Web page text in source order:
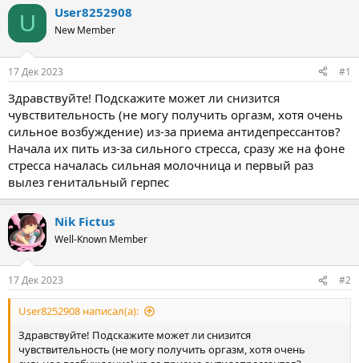
т
т
е
м
ы
т
н
а
л
U User8252908
New Member
17 Дек 2023 #1
Здравствуйте! Подскажите может ли снизится
чувствительность (не могу получить оргазм, хотя очень
сильное возбуждение) из-за приема антидепрессантов?
Начала их пить из-за сильного стресса, сразу же на фоне
стресса началась сильная молочница и первый раз
вылез генитальный герпес
Nik Fictus
Well-Known Member
17 Дек 2023 #2
User8252908 написал(а):
Здравствуйте! Подскажите может ли снизится
чувствительность (не могу получить оргазм, хотя очень